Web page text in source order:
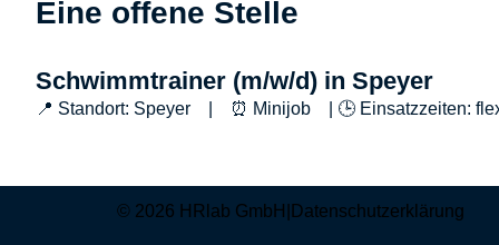
Eine offene Stelle
Schwimmtrainer (m/w/d) in Speyer
📍 Standort: Speyer | ⏰ Minijob | 🕒 Einsatzzeiten:
© 2026 HRlab GmbH Datenschutzerklärung